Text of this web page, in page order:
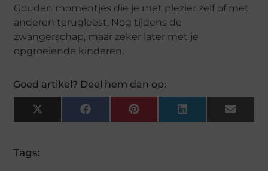
Gouden momentjes die je met plezier zelf of met
anderen terugleest. Nog tijdens de
zwangerschap, maar zeker later met je
opgroeiende kinderen.
Goed artikel? Deel hem dan op:
X
(Twitter)
FacebookPinterestLinkedInEmail
Tags: